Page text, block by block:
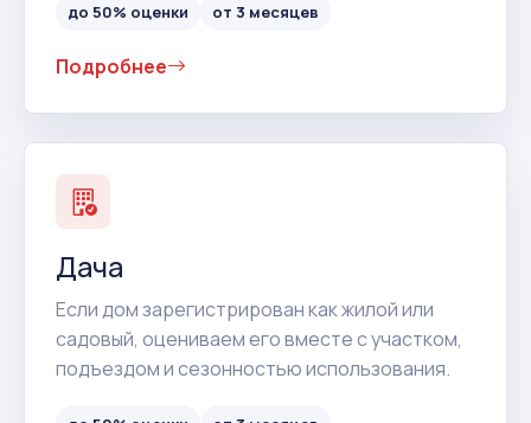
до 50% оценки от 3 месяцев
Подробнее
Дача
Если дом зарегистрирован как жилой или
садовый, оцениваем его вместе с участком,
подъездом и сезонностью использования.